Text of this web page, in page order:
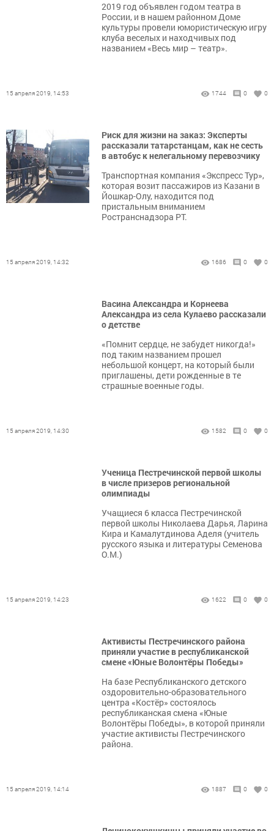
2019 год объявлен годом театра в
России, и в нашем районном Доме
культуры провели юмористическую игру
клуба веселых и находчивых под
названием «Весь мир – театр».
15 апреля 2019, 14:53 1744 0 0
Риск для жизни на заказ: Эксперты
рассказали татарстанцам, как не сесть
в автобус к нелегальному перевозчику
Транспортная компания «Экспресс Тур»,
которая возит пассажиров из Казани в
Йошкар-Олу, находится под
пристальным вниманием
Ространснадзора РТ.
15 апреля 2019, 14:32 1686 0 0
Васина Александра и Корнеева
Александра из села Кулаево рассказали
о детстве
«Помнит сердце, не забудет никогда!»
под таким названием прошел
небольшой концерт, на который были
приглашены, дети рожденные в те
страшные военные годы.
15 апреля 2019, 14:30 1582 0 0
Ученица Пестречинской первой школы
в числе призеров региональной
олимпиады
Учащиеся 6 класса Пестречинской
первой школы Николаева Дарья, Ларина
Кира и Камалутдинова Аделя (учитель
русского языка и литературы Семенова
О.М.)
15 апреля 2019, 14:23 1622 0 0
Активисты Пестречинского района
приняли участие в республиканской
смене «Юные Волонтёры Победы»
На базе Республиканского детского
оздоровительно-образовательного
центра «Костёр» состоялось
республиканская смена «Юные
Волонтёры Победы», в которой приняли
участие активисты Пестречинского
района.
15 апреля 2019, 14:14 1887 0 0